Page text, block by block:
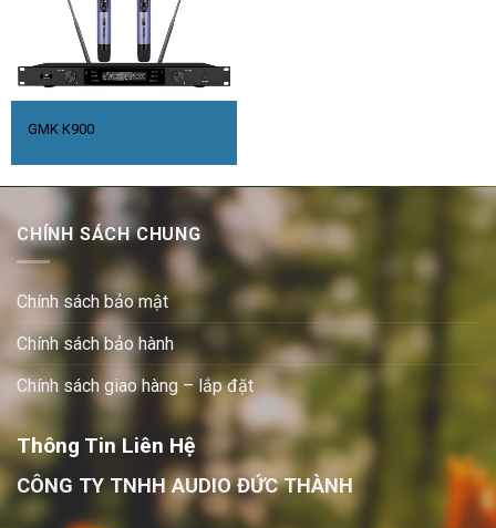
GMK K900
CHÍNH SÁCH CHUNG
Chính sách bảo mật
Chính sách bảo hành
Chính sách giao hàng – lắp đặt
Thông Tin Liên Hệ
CÔNG TY TNHH AUDIO ĐỨC THÀNH